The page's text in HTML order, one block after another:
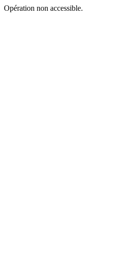
Opération non accessible.